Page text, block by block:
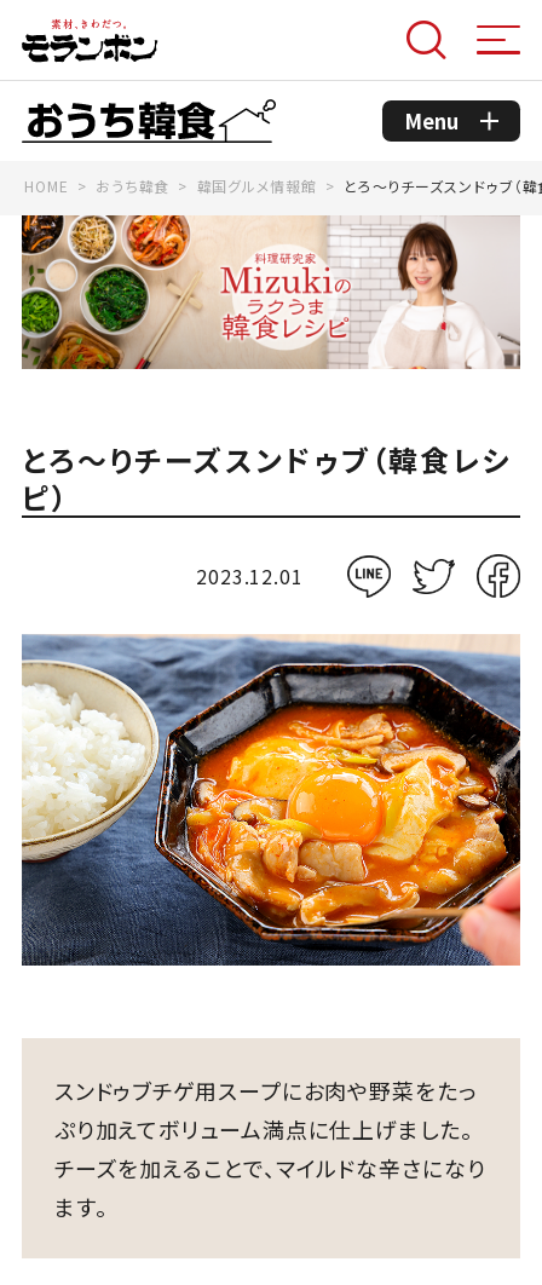
Menu
モランボンのこだわり
コンセプト
おうち韓食商品
おうち韓食レシピ
韓国グルメ情報館
HOME おうち韓食 韓国グルメ情報館 とろ～りチーズスンドゥブ（韓
とろ～りチーズスンドゥブ（韓食レシ
ピ）
2023.12.01
スンドゥブチゲ用スープにお肉や野菜をたっ
ぷり加えてボリューム満点に仕上げました。
チーズを加えることで、マイルドな辛さになり
ます。